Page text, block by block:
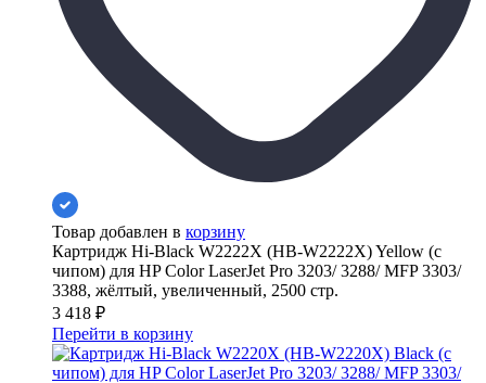
Товар добавлен в корзину
Картридж Hi-Black W2222X (HB-W2222X) Yellow (с
чипом) для HP Color LaserJet Pro 3203/ 3288/ MFP 3303/
3388, жёлтый, увеличенный, 2500 стр.
3 418 ₽
Перейти в корзину